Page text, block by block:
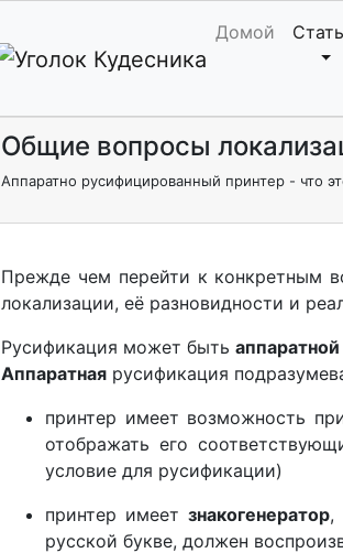
Домой
Общие вопросы
Аппаратно русифицированный принтер - что
Прежде чем перейти к конкретным
локализации, её разновидности и
Русификация может быть аппаратной
Аппаратная русификация
принтер имеет возможность
отображать его
условие для русификации)
принтер имеет знакогенератор,
русской букве, должен